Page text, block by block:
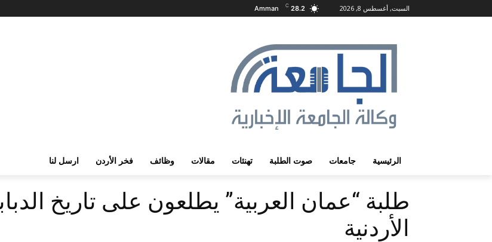
السبت, أغسطس 8, 2026 28.2
C
Amman
الرئيسية جامعات صوت الطلبة تهنئات مقالات وظائف فخر الأردن ارسل لنا
طلبة “عمان العربية” يطلعون على تاريخ
الأردنية